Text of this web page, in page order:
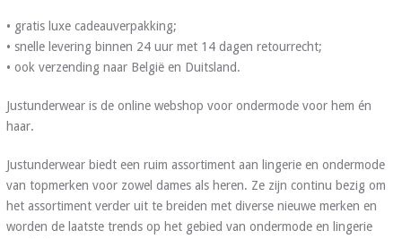
• gratis luxe cadeauverpakking;
• snelle levering binnen 24 uur met 14 dagen retourrecht;
• ook verzending naar België en Duitsland.
Justunderwear is de online webshop voor ondermode voor hem én
haar.
Justunderwear biedt een ruim assortiment aan lingerie en ondermode
van topmerken voor zowel dames als heren. Ze zijn continu bezig om
het assortiment verder uit te breiden met diverse nieuwe merken en
worden de laatste trends op het gebied van ondermode en lingerie